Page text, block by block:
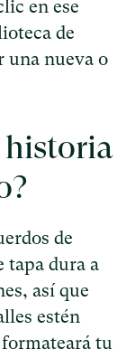
en ese
de
una nueva o
historia
de
dura a
así que
estén
tu